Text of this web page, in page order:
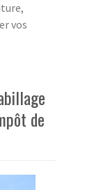
vos
de